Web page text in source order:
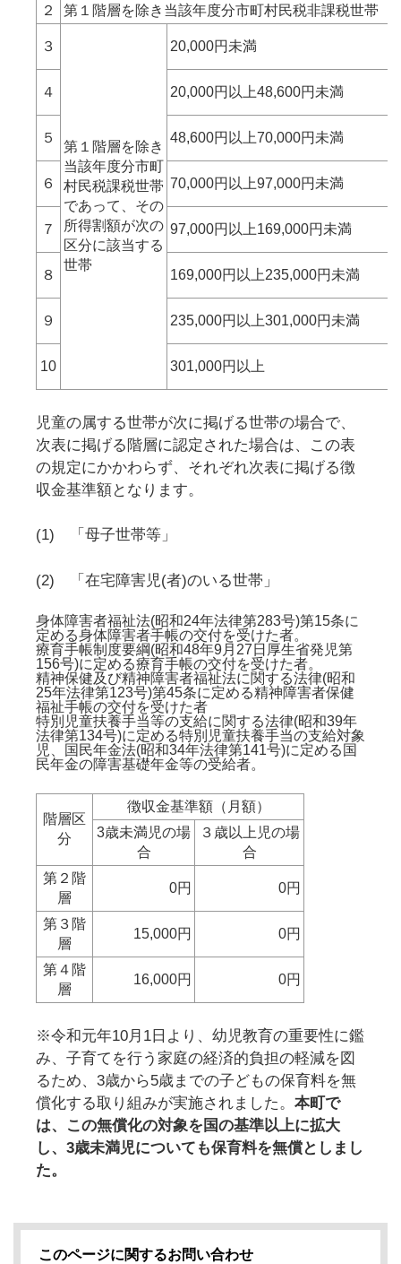
２ 第１階層を除き当該年度分市町村民税非課税世帯
３
第１階層を除き
当該年度分市町
村民税課税世帯
であって、その
所得割額が次の
区分に該当する
世帯
20,000円未満
４ 20,000円以上48,600円未満
５ 48,600円以上70,000円未満
６ 70,000円以上97,000円未満
７ 97,000円以上169,000円未満
８ 169,000円以上235,000円未満
９ 235,000円以上301,000円未満
10 301,000円以上
児童の属する世帯が次に掲げる世帯の場合で、
次表に掲げる階層に認定された場合は、この表
の規定にかかわらず、それぞれ次表に掲げる徴
収金基準額となります。
(1) 「母子世帯等」
(2) 「在宅障害児(者)のいる世帯」
身体障害者福祉法(昭和24年法律第283号)第15条に
定める身体障害者手帳の交付を受けた者。
療育手帳制度要綱(昭和48年9月27日厚生省発児第
156号)に定める療育手帳の交付を受けた者。
精神保健及び精神障害者福祉法に関する法律(昭和
25年法律第123号)第45条に定める精神障害者保健
福祉手帳の交付を受けた者
特別児童扶養手当等の支給に関する法律(昭和39年
法律第134号)に定める特別児童扶養手当の支給対象
児、国民年金法(昭和34年法律第141号)に定める国
民年金の障害基礎年金等の受給者。
階層区
分
徴収金基準額（月額）
3歳未満児の場
合
３歳以上児の場
合
第２階
層
0円 0円
第３階
層
15,000円 0円
第４階
層
16,000円 0円
※令和元年10月1日より、幼児教育の重要性に鑑
み、子育てを行う家庭の経済的負担の軽減を図
るため、3歳から5歳までの子どもの保育料を無
償化する取り組みが実施されました。 本町で
は、この無償化の対象を国の基準以上に拡大
し、3歳未満児についても保育料を無償としまし
た。
このページに関するお問い合わせ